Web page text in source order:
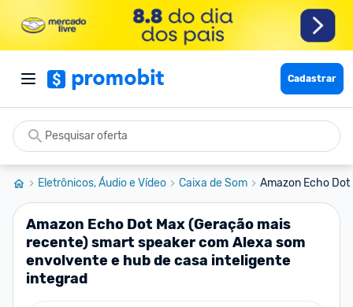
Cadastrar
Eletrônicos, Áudio e Vídeo Caixa de Som Amazon Echo
Amazon Echo Dot Max (Geração mais
recente) smart speaker com Alexa som
envolvente e hub de casa inteligente
integrad